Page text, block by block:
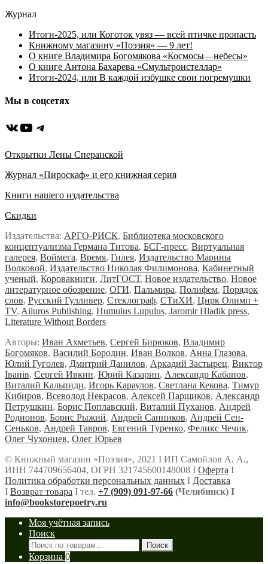
Журнал
Итоги-2025, или Коготок увяз — всей птичке пропасть
Книжному магазину «Поэзия» — 9 лет!
О книге Владимира Богомякова «Космосы—небесы»
О книге Антона Бахарева «Смультронстеллар»
Итоги-2024, или В каждой избушке свои погремушки
Мы в соцсетях
ВКонтакте
YouTube
Telegram
Открытки Лены Сперанской
Журнал «Пироскаф» и его книжная серия
Книги нашего издательства
Скидки
Издательства: АРГО-РИСК, Библиотека московского
концептуализма Германа Титова, БСГ-пресс, Виртуальная
галерея, Воймега, Время, Гилея, Издательство Марины
Волковой, Издательство Николая Филимонова, Кабинетный
ученый, Коровакниги, ЛитГОСТ, Новое издательство, Новое
литературное обозрение, ОГИ, Пальмира, Полифем, Порядок
слов, Русский Гулливер, Стеклограф, СТиХИ, Цирк Олимп +
TV, Ailuros Publishing, Humulus Lupulus, Jaromir Hladik press,
Literature Without Borders
Авторы: Иван Ахметьев, Сергей Бирюков, Владимир
Богомяков, Василий Бородин, Иван Волков, Анна Глазова,
Юлий Гуголев, Дмитрий Данилов, Аркадий Застырец, Виктор
Iванiв, Сергей Ивкин, Юрий Казарин, Александр Кабанов,
Виталий Кальпиди, Игорь Караулов, Светлана Кекова, Тимур
Кибиров, Всеволод Некрасов, Алексей Парщиков, Александр
Петрушкин, Борис Поплавский, Виталий Пуханов, Андрей
Родионов, Борис Рыжий, Андрей Санников, Андрей Сен-
Сеньков, Андрей Тавров, Евгений Туренко, Феликс Чечик,
Олег Чухонцев, Олег Юрьев
© Книжный магазин «Поэзия», 2021 Ι ИП Самойлов А. А.,
ИНН 744709656404, ОГРН 321745600148008 Ι Оферта Ι
Политика обработки персональных данных Ι Доставка
Ι Возврат товара Ι тел. +7 (909) 091-97-66 (Челябинск) Ι
info@bookstorepoetry.ru
Моя учётная запись
Поиск
Искать:
Поиск
Корзина 0